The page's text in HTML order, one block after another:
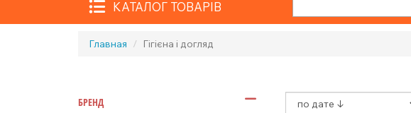
КАТАЛОГ ТОВАРІВ
Главная Гігієна і догляд
БРЕНД